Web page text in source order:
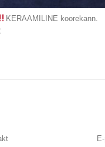
KERAAMILINE koorekann.